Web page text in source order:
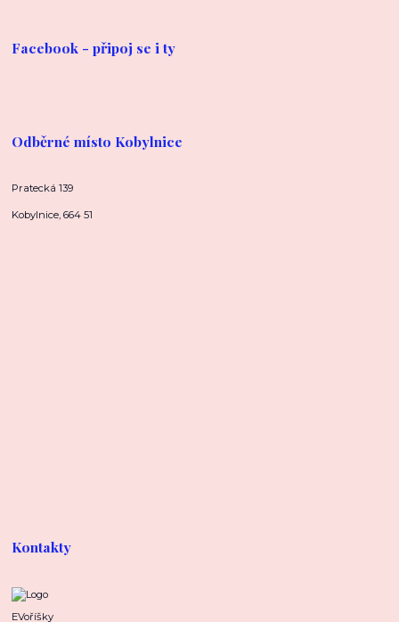
Facebook - připoj se i ty
Odběrné místo Kobylnice
Pratecká 139
Kobylnice, 664 51
Kontakty
EVoříšky